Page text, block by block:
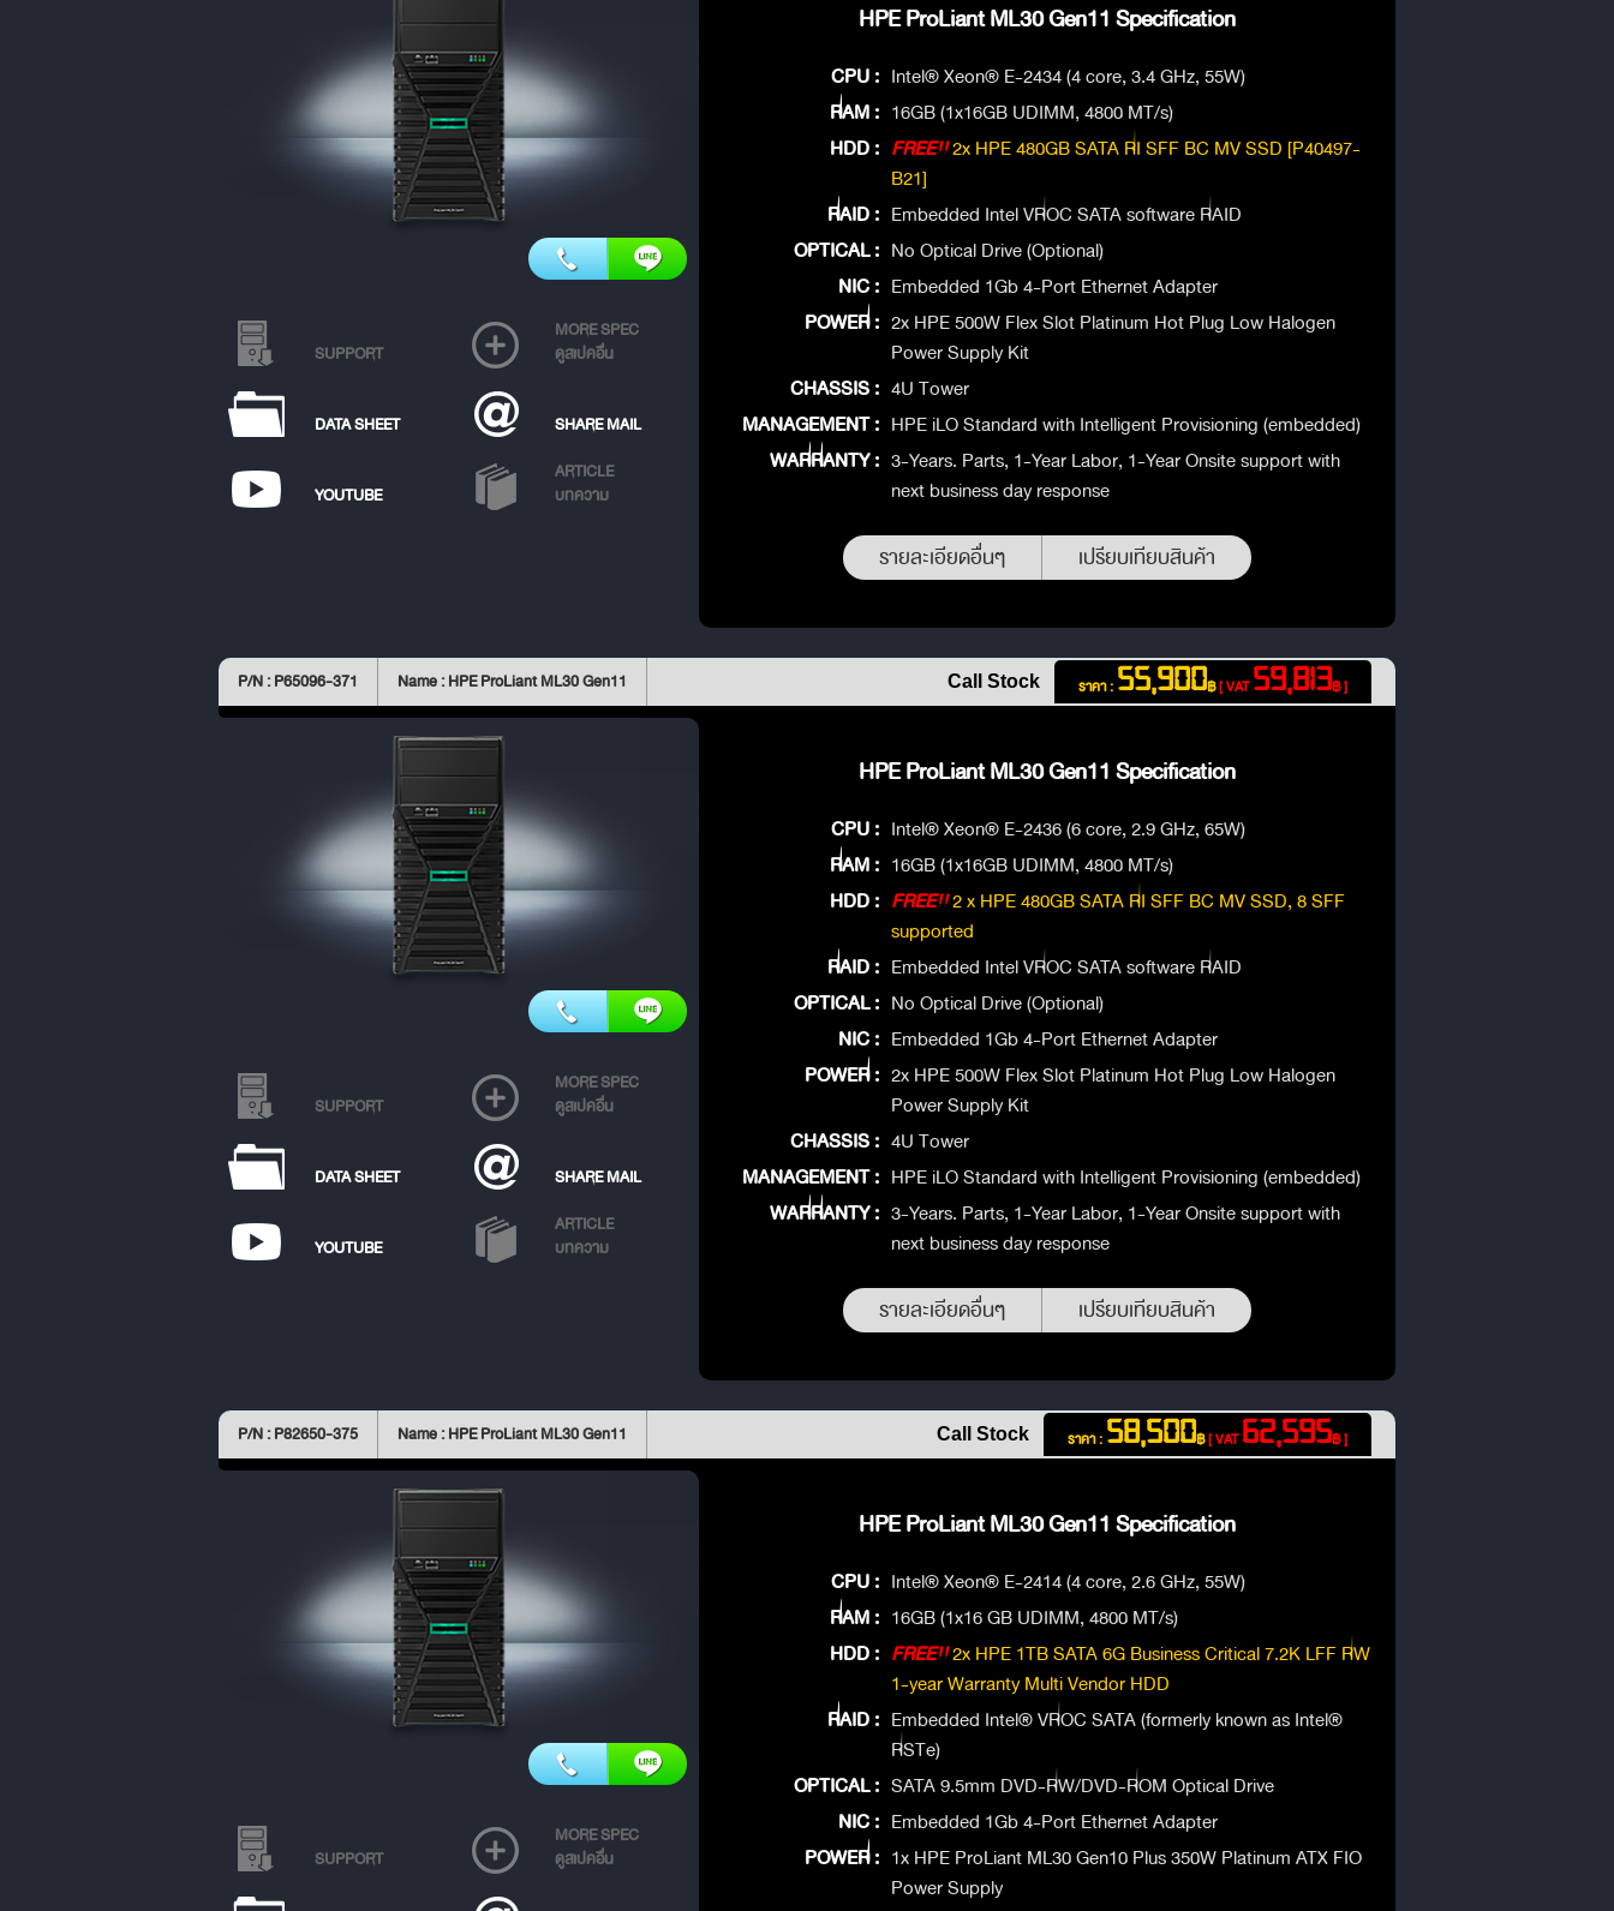
SUPPORT
MORE SPEC
ดูสเปคอื่น
DATA SHEET SHARE MAIL
YOUTUBE
ARTICLE
บทความ
HPE ProLiant ML30 Gen11 Specification
CPU : Intel® Xeon® E-2434 (4 core, 3.4 GHz, 55W)
RAM : 16GB (1x16GB UDIMM, 4800 MT/s)
HDD : FREE!!2x HPE 480GB SATA RI SFF BC MV SSD [P40497-
B21]
RAID : Embedded Intel VROC SATA software RAID
OPTICAL : No Optical Drive (Optional)
NIC : Embedded 1Gb 4-Port Ethernet Adapter
POWER : 2x HPE 500W Flex Slot Platinum Hot Plug Low Halogen
Power Supply Kit
CHASSIS : 4U Tower
MANAGEMENT : HPE iLO Standard with Intelligent Provisioning (embedded)
WARRANTY : 3-Years. Parts, 1-Year Labor, 1-Year Onsite support with
next business day response
รายละเอียดอื่นๆ เปรียบเทียบสินค้า
P/N : P65096-371 Name : HPE ProLiant ML30 Gen11 ราคา : 55,900฿[ VAT59,813฿ ]
Call Stock
SUPPORT
MORE SPEC
ดูสเปคอื่น
DATA SHEET SHARE MAIL
YOUTUBE
ARTICLE
บทความ
HPE ProLiant ML30 Gen11 Specification
CPU : Intel® Xeon® E-2436 (6 core, 2.9 GHz, 65W)
RAM : 16GB (1x16GB UDIMM, 4800 MT/s)
HDD : FREE!!2 x HPE 480GB SATA RI SFF BC MV SSD, 8 SFF
supported
RAID : Embedded Intel VROC SATA software RAID
OPTICAL : No Optical Drive (Optional)
NIC : Embedded 1Gb 4-Port Ethernet Adapter
POWER : 2x HPE 500W Flex Slot Platinum Hot Plug Low Halogen
Power Supply Kit
CHASSIS : 4U Tower
MANAGEMENT : HPE iLO Standard with Intelligent Provisioning (embedded)
WARRANTY : 3-Years. Parts, 1-Year Labor, 1-Year Onsite support with
next business day response
รายละเอียดอื่นๆ เปรียบเทียบสินค้า
P/N : P82650-375 Name : HPE ProLiant ML30 Gen11 ราคา : 58,500฿[ VAT62,595฿ ]
Call Stock
SUPPORT
MORE SPEC
ดูสเปคอื่น
HPE ProLiant ML30 Gen11 Specification
CPU : Intel® Xeon® E-2414 (4 core, 2.6 GHz, 55W)
RAM : 16GB (1x16 GB UDIMM, 4800 MT/s)
HDD : FREE!!2x HPE 1TB SATA 6G Business Critical 7.2K LFF RW
1-year Warranty Multi Vendor HDD
RAID : Embedded Intel® VROC SATA (formerly known as Intel®
RSTe)
OPTICAL : SATA 9.5mm DVD-RW/DVD-ROM Optical Drive
NIC : Embedded 1Gb 4-Port Ethernet Adapter
POWER : 1x HPE ProLiant ML30 Gen10 Plus 350W Platinum ATX FIO
Power Supply